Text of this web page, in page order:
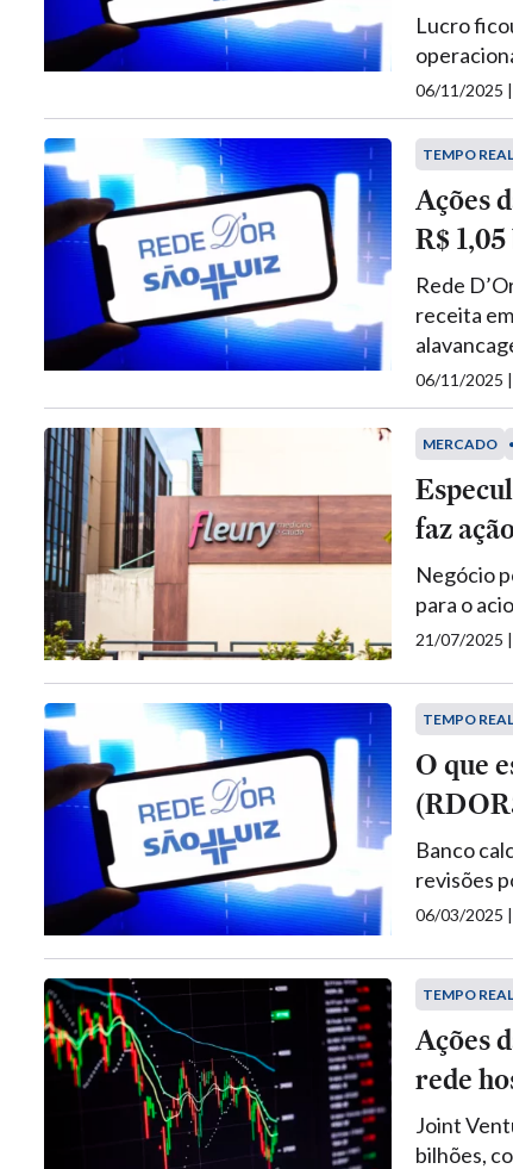
Lucro
06/11/2025
TEMPO REAL
Ações
R$
Rede
receita
06/11/2025
MERCADO
faz
Negócio
para o
21/07/2025
TEMPO REAL
O que
Banco
revisões
06/03/2025
TEMPO REAL
Ações
rede
Joint
bilhões,